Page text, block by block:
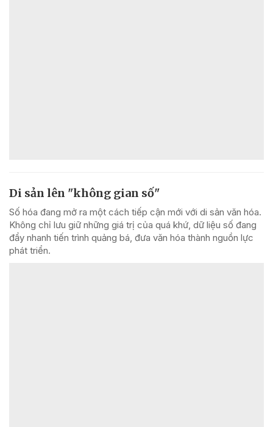
Di sản lên "không gian số"
Số hóa đang mở ra một cách tiếp cận mới với di sản văn hóa.
Không chỉ lưu giữ những giá trị của quá khứ, dữ liệu số đang
đẩy nhanh tiến trình quảng bá, đưa văn hóa thành nguồn lực
phát triển.